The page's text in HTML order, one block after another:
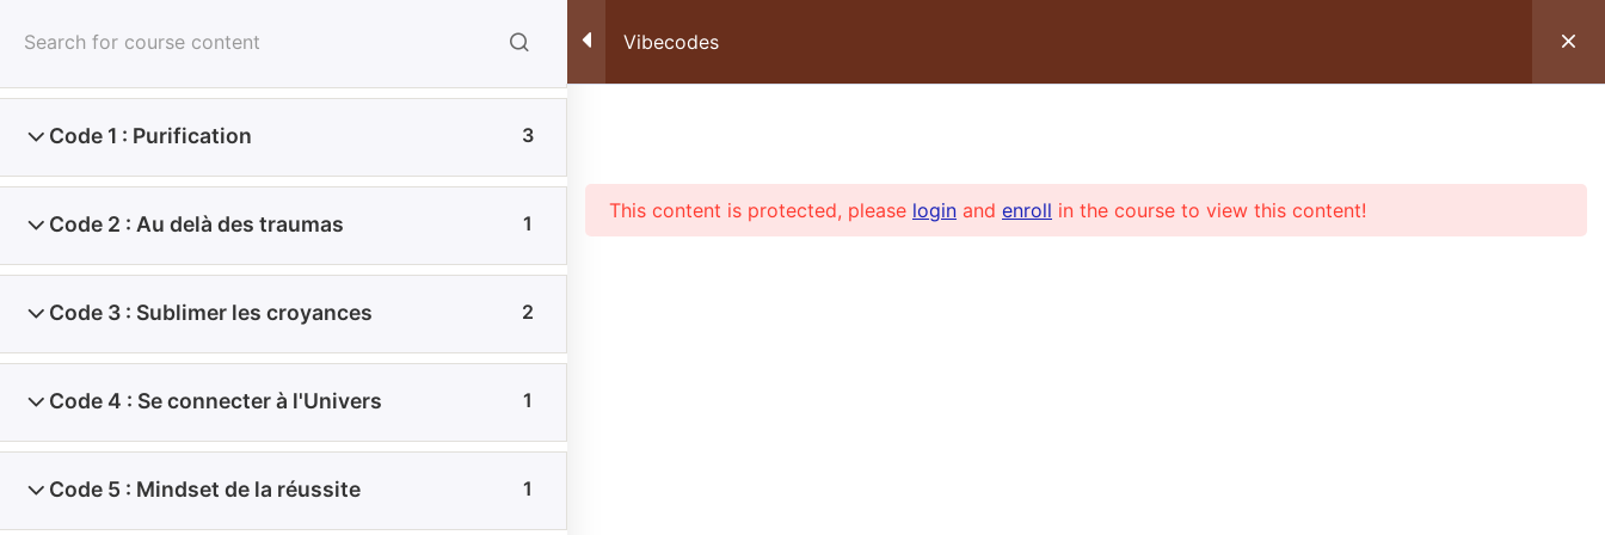
FORMATIONS EN PRÉSENTIEL FORMATIONS ONLINE
Vibecodes
Introduction 2
Code 1 : Purification 3
Code 2 : Au delà des traumas 1
Code 3 : Sublimer les croyances 2
Code 4 : Se connecter à l'Univers 1
Code 5 : Mindset de la réussite 1
This content is protected, please login and enroll in the course to view this content!
Suivez-nous sur les réseaux sociaux :
Contact